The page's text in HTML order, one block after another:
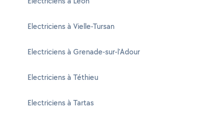
Electriciens à Vielle-Tursan
Electriciens à Grenade-sur-l'Adour
Electriciens à Téthieu
Electriciens à Tartas